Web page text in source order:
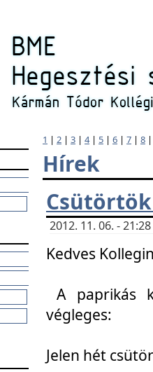
1 | 2 | 3 | 4| 5 | 6 | 7 | 8
Hírek
2012. 11. 06. -
Kedves
A paprikás
végleges:
Jelen hét